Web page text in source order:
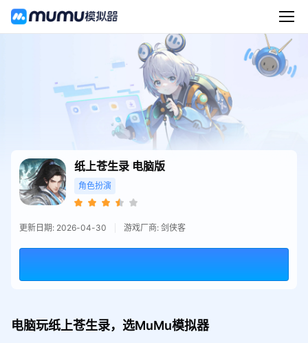
纸上苍生录 电脑版
角色扮演
更新日期: 2026-04-30 游戏厂商: 剑侠客
电脑玩纸上苍生录，选MuMu模拟器